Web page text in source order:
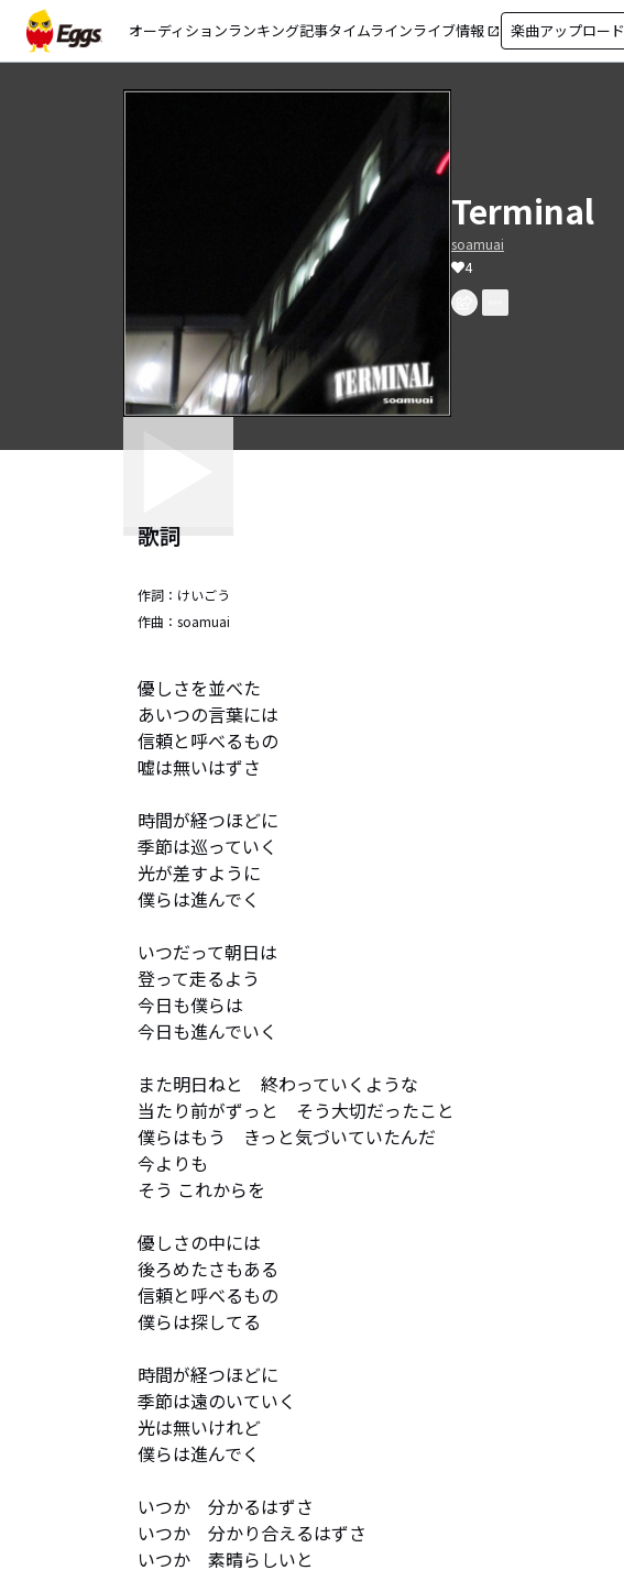
オーディションランキング記事タイムラインライブ情報 open_in_new 楽曲アップロード
Terminal
soamuai
4
歌詞
作詞： けいごう
作曲： soamuai
優しさを並べた
あいつの言葉には
信頼と呼べるもの
嘘は無いはずさ
時間が経つほどに
季節は巡っていく
光が差すように
僕らは進んでく
いつだって朝日は
登って走るよう
今日も僕らは
今日も進んでいく
また明日ねと　終わっていくような
当たり前がずっと　そう大切だったこと
僕らはもう　きっと気づいていたんだ
今よりも
そう これからを
優しさの中には
後ろめたさもある
信頼と呼べるもの
僕らは探してる
時間が経つほどに
季節は遠のいていく
光は無いけれど
僕らは進んでく
いつか　分かるはずさ
いつか　分かり合えるはずさ
いつか　素晴らしいと